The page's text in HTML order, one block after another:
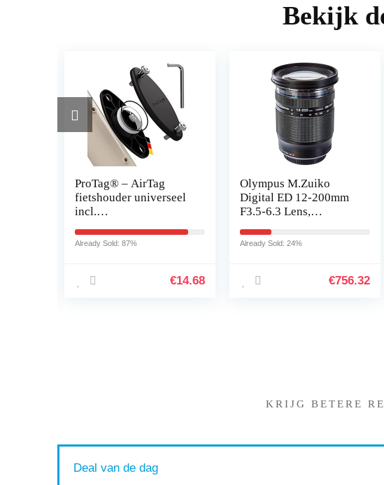
Bekijk
ProTag® – AirTag
fietshouder universeel
incl.
ultralicht 12,7 g |
Already Sold: 87%
€14.68
Olympus M.Zuiko
Digital ED 12-200mm
F3.5-6.3 Lens,
Geschikt Voor Alle
Pen…
Already Sold: 24%
€756.32
KRIJG BETERE
Deal van de dag